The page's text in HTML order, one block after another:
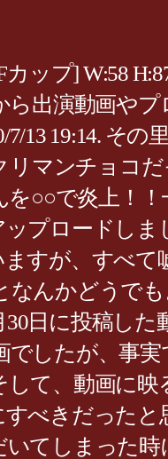
ップ] W:58
ら出演動画や
13 19:14. そ
リマンチョコ
○○で炎上！
プロードしま
すが、すべ
んかどうで
日に投稿し
したが、事
て、動画に
べきだった
てしまった